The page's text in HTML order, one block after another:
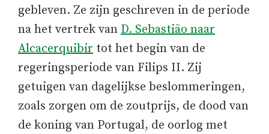
gebleven. Ze zijn geschreven in de periode
na het vertrek van D. Sebastião naar
Alcacerquibir tot het begin van de
regeringsperiode van Filips II. Zij
getuigen van dagelijkse beslommeringen,
zoals zorgen om de zoutprijs, de dood van
de koning van Portugal, de oorlog met